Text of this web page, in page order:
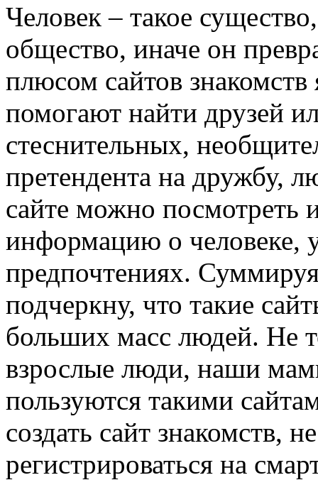
Человек – такое
общество, иначе он
плюсом сайтов знакомств
помогают найти друзей
стеснительных,
претендента на дружбу,
сайте можно посмотреть
информацию о человеке,
предпочтениях.
подчеркну, что такие
больших масс людей. Не
взрослые люди, наши
пользуются такими
создать сайт знакомств,
регистрироваться на